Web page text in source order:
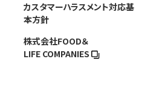
カスタマーハラスメント対応基
本方針
株式会社FOOD＆
LIFE COMPANIES